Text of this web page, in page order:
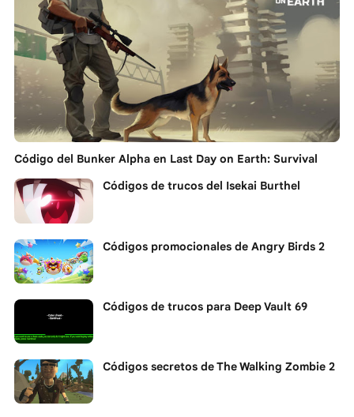
Código del Bunker Alpha en Last Day on Earth: Survival
Códigos de trucos del Isekai Burthel
Códigos promocionales de Angry Birds 2
Códigos de trucos para Deep Vault 69
Códigos secretos de The Walking Zombie 2